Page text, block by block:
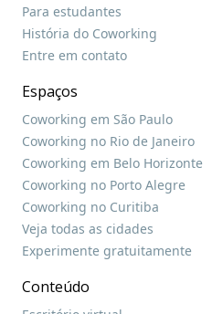
Para estudantes
História do Coworking
Entre em contato
Espaços
Coworking em São Paulo
Coworking no Rio de Janeiro
Coworking em Belo Horizonte
Coworking no Porto Alegre
Coworking no Curitiba
Veja todas as cidades
Experimente gratuitamente
Conteúdo